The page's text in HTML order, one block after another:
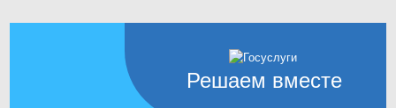
Решаем вместе